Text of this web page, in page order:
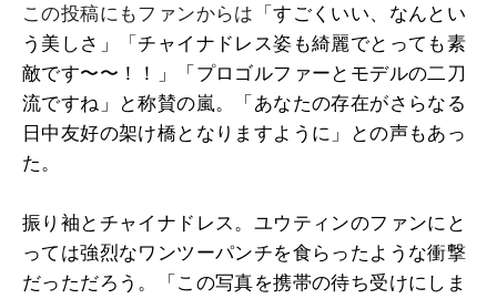
この投稿にもファンからは「すごくいい、なんとい
う美しさ」
「チャイナドレス姿も綺麗でとっても素
敵です〜〜！！」「プロゴルファーとモデルの二刀
流ですね」と称賛の嵐。「あなたの存在がさらなる
日中友好の架け橋となりますように」との声もあっ
た。
振り袖とチャイナドレス。ユウティンのファンにと
っては強烈なワンツーパンチを食らったような衝撃
だっただろう。「この写真を携帯の待ち受けにしま